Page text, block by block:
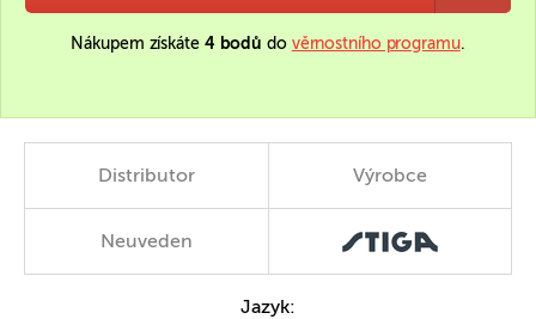
Nákupem získáte 4 bodů do věrnostního programu.
Distributor Výrobce
Neuveden
Jazyk: